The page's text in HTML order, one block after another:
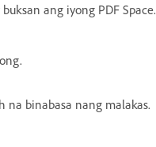
ang iyong PDF Space.
binabasa nang malakas.